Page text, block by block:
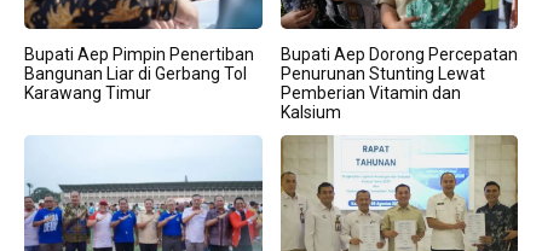
Bupati Aep Pimpin Penertiban
Bangunan Liar di Gerbang Tol
Karawang Timur
Bupati Aep Dorong Percepatan
Penurunan Stunting Lewat
Pemberian Vitamin dan
Kalsium